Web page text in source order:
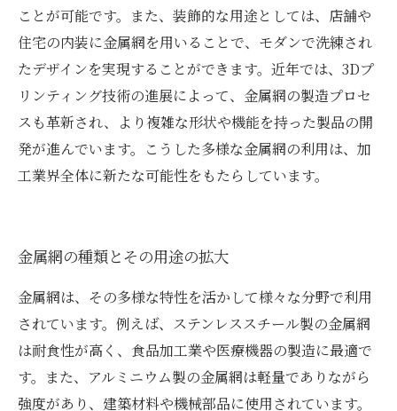
ことが可能です。また、装飾的な用途としては、店舗や
住宅の内装に金属網を用いることで、モダンで洗練され
たデザインを実現することができます。近年では、3Dプ
リンティング技術の進展によって、金属網の製造プロセ
スも革新され、より複雑な形状や機能を持った製品の開
発が進んでいます。こうした多様な金属網の利用は、加
工業界全体に新たな可能性をもたらしています。
金属網の種類とその用途の拡大
金属網は、その多様な特性を活かして様々な分野で利用
されています。例えば、ステンレススチール製の金属網
は耐食性が高く、食品加工業や医療機器の製造に最適で
す。また、アルミニウム製の金属網は軽量でありながら
強度があり、建築材料や機械部品に使用されています。